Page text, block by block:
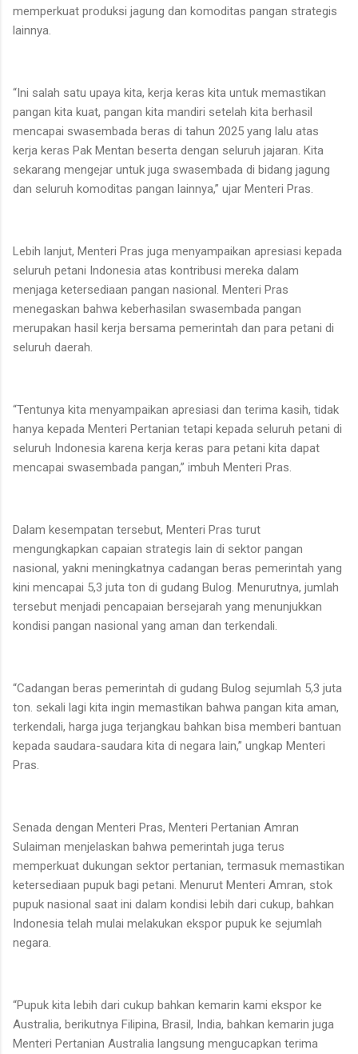
memperkuat produksi jagung dan komoditas pangan strategis
lainnya.
“Ini salah satu upaya kita, kerja keras kita untuk memastikan
pangan kita kuat, pangan kita mandiri setelah kita berhasil
mencapai swasembada beras di tahun 2025 yang lalu atas
kerja keras Pak Mentan beserta dengan seluruh jajaran. Kita
sekarang mengejar untuk juga swasembada di bidang jagung
dan seluruh komoditas pangan lainnya,” ujar Menteri Pras.
Lebih lanjut, Menteri Pras juga menyampaikan apresiasi kepada
seluruh petani Indonesia atas kontribusi mereka dalam
menjaga ketersediaan pangan nasional. Menteri Pras
menegaskan bahwa keberhasilan swasembada pangan
merupakan hasil kerja bersama pemerintah dan para petani di
seluruh daerah.
“Tentunya kita menyampaikan apresiasi dan terima kasih, tidak
hanya kepada Menteri Pertanian tetapi kepada seluruh petani di
seluruh Indonesia karena kerja keras para petani kita dapat
mencapai swasembada pangan,” imbuh Menteri Pras.
Dalam kesempatan tersebut, Menteri Pras turut
mengungkapkan capaian strategis lain di sektor pangan
nasional, yakni meningkatnya cadangan beras pemerintah yang
kini mencapai 5,3 juta ton di gudang Bulog. Menurutnya, jumlah
tersebut menjadi pencapaian bersejarah yang menunjukkan
kondisi pangan nasional yang aman dan terkendali.
“Cadangan beras pemerintah di gudang Bulog sejumlah 5,3 juta
ton. sekali lagi kita ingin memastikan bahwa pangan kita aman,
terkendali, harga juga terjangkau bahkan bisa memberi bantuan
kepada saudara-saudara kita di negara lain,” ungkap Menteri
Pras.
Senada dengan Menteri Pras, Menteri Pertanian Amran
Sulaiman menjelaskan bahwa pemerintah juga terus
memperkuat dukungan sektor pertanian, termasuk memastikan
ketersediaan pupuk bagi petani. Menurut Menteri Amran, stok
pupuk nasional saat ini dalam kondisi lebih dari cukup, bahkan
Indonesia telah mulai melakukan ekspor pupuk ke sejumlah
negara.
“Pupuk kita lebih dari cukup bahkan kemarin kami ekspor ke
Australia, berikutnya Filipina, Brasil, India, bahkan kemarin juga
Menteri Pertanian Australia langsung mengucapkan terima